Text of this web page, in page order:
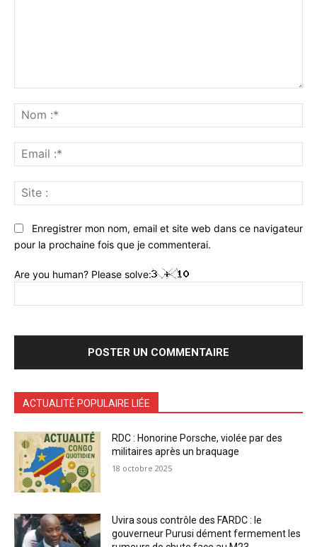
:*
:*
:
Enregistrer mon nom, email et site web dans ce navigateur
pour la prochaine fois que je commenterai.
Are you human? Please solve:
ACTUALITÉ POPULAIRE LIÉE
RDC : Honorine Porsche, violée par des
militaires après un braquage
18 octobre 2025
Uvira sous contrôle des FARDC : le
gouverneur Purusi dément fermement les